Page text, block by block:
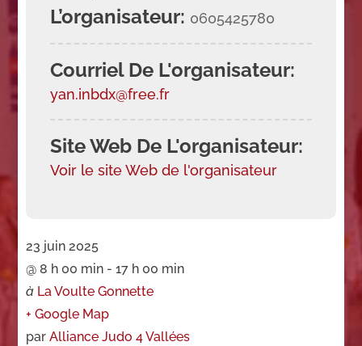
23 juin 2025
@8 h 00 min - 17 h 00 min
à La Voulte Gonnette
+ Google Map
parAlliance Judo 4 Vallées
L’organisateur: 0605425780
Courriel De L'organisateur:
yan.inbdx@free.fr
Site Web De L'organisateur:
Voir le site Web de l'organisateur